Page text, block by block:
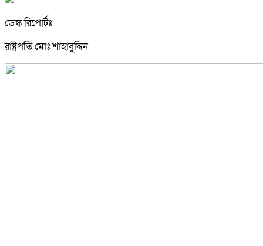
ডেস্ক রিপোর্টঃ
রাষ্ট্রপতি মোঃ শাহাবুদ্দিন